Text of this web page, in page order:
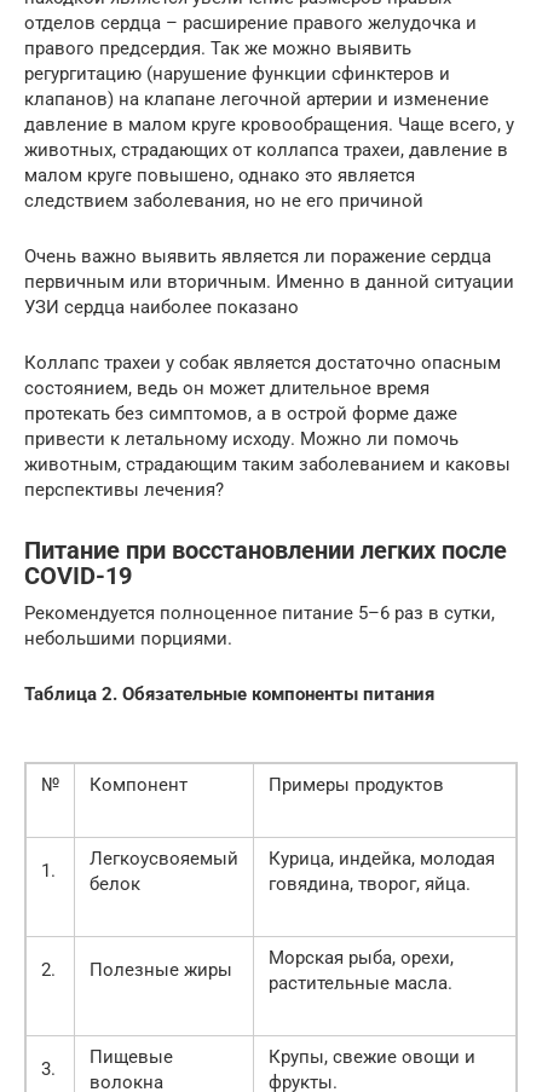
отделов сердца – расширение правого желудочка и
правого предсердия. Так же можно выявить
регургитацию (нарушение функции сфинктеров и
клапанов) на клапане легочной артерии и изменение
давление в малом круге кровообращения. Чаще всего, у
животных, страдающих от коллапса трахеи, давление в
малом круге повышено, однако это является
следствием заболевания, но не его причиной
Очень важно выявить является ли поражение сердца
первичным или вторичным. Именно в данной ситуации
УЗИ сердца наиболее показано
Коллапс трахеи у собак является достаточно опасным
состоянием, ведь он может длительное время
протекать без симптомов, а в острой форме даже
привести к летальному исходу. Можно ли помочь
животным, страдающим таким заболеванием и каковы
перспективы лечения?
Питание при восстановлении легких после
COVID-19
Рекомендуется полноценное питание 5–6 раз в сутки,
небольшими порциями.
Таблица 2. Обязательные компоненты питания
№ Компонент Примеры продуктов
1.
Легкоусвояемый
белок
Курица, индейка, молодая
говядина, творог, яйца.
2. Полезные жиры
Морская рыба, орехи,
растительные масла.
3.
Пищевые
волокна
Крупы, свежие овощи и
фрукты.